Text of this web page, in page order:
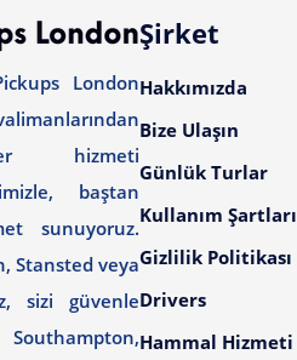
London
hizmeti
baştan
sunuyoruz.
Stansted veya
sizi güvenle
Şirket
Hakkımızda
Bize Ulaşın
Günlük Turlar
Kullanım Şartları
Gizlilik Politikası
Drivers
Hammal Hizmeti